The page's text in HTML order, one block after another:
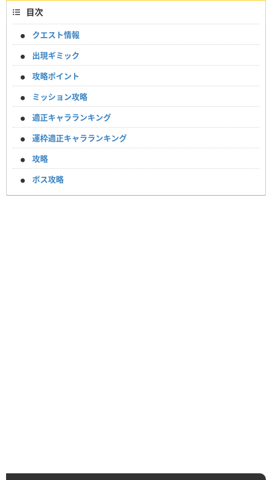
目次
クエスト情報
出現ギミック
攻略ポイント
ミッション攻略
適正キャラランキング
運枠適正キャラランキング
攻略
ボス攻略